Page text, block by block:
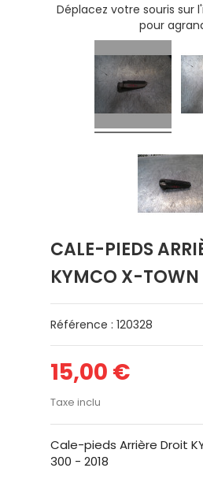
Déplacez votre souris sur
pour
CALE-PIEDS
KYMCO X-
Référence : 120328
15,00 €
Taxe inclu
Cale-pieds Arrière Droit
300 - 2018